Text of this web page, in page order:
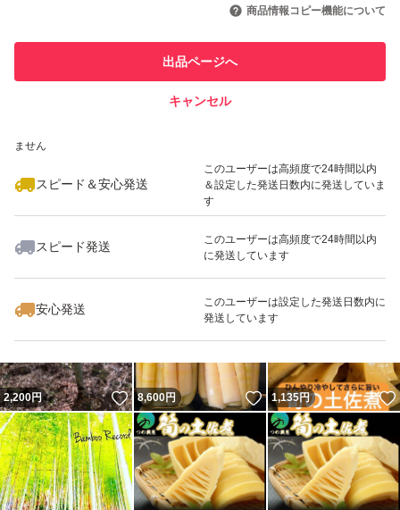
引を完了させた実績があります
での取引実績があります
ません
スピード＆安心発送
このユーザーは高頻度で24時間以内
＆設定した発送日数内に発送していま
す
スピード発送
このユーザーは高頻度で24時間以内
に発送しています
安心発送
このユーザーは設定した発送日数内に
発送しています
商品情報コピー機能について
出品ページへ
キャンセル
いいね！
5,950
2,200円 いいね！
8,600円 いいね！
1,135円